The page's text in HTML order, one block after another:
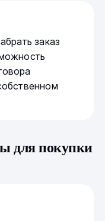
заказ
для покупки